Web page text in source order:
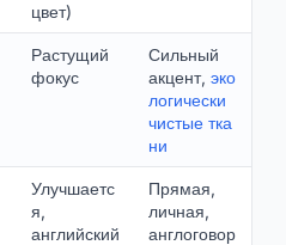
цвет)
Растущий
фокус
Сильный
акцент, эко
логически
чистые тка
ни
Улучшаетс
я,
английский
Прямая,
личная,
англоговор